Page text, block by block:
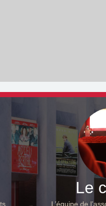
Le
L’équipe de